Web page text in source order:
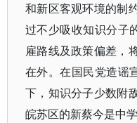
和新区客观环境的制
过不少吸收知识分子
雇路线及政策偏差，
在外。在国民党造谣
下，知识分子少数附
皖苏区的新蔡今是中